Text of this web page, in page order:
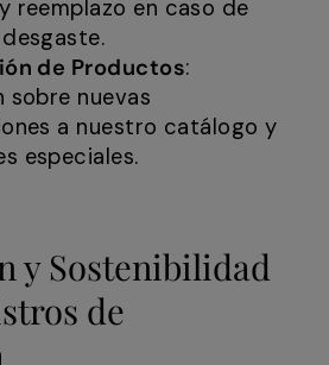
reemplazo en caso de
de Productos:
sobre nuevas
a nuestro catálogo y
especiales.
y Sostenibilidad
de